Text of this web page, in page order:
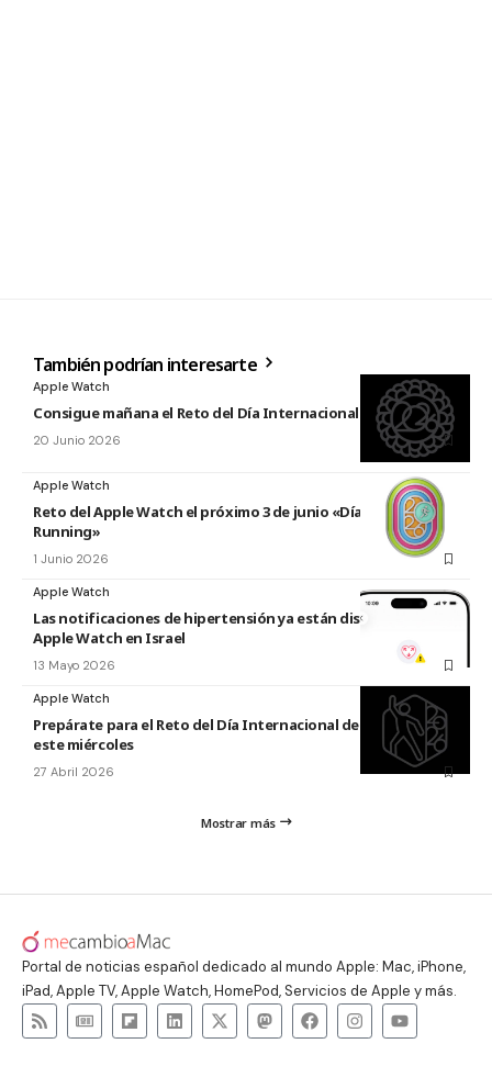
También podrían interesarte
Apple Watch
Consigue mañana el Reto del Día Internacional del Yoga 2026
20 Junio 2026
Apple Watch
Reto del Apple Watch el próximo 3 de junio «Día Mundial del
Running»
1 Junio 2026
Apple Watch
Las notificaciones de hipertensión ya están disponibles en el
Apple Watch en Israel
13 Mayo 2026
Apple Watch
Prepárate para el Reto del Día Internacional de la Danza 2026
este miércoles
27 Abril 2026
Mostrar más
Portal de noticias español dedicado al mundo Apple: Mac, iPhone,
iPad, Apple TV, Apple Watch, HomePod, Servicios de Apple y más.